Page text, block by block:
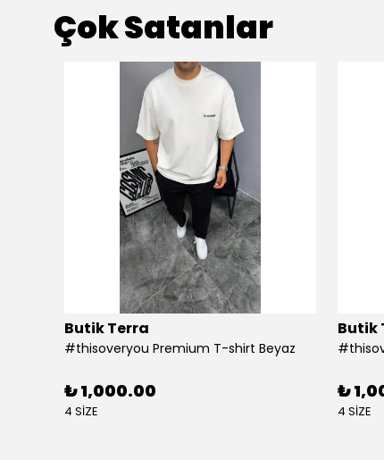
Çok Satanlar
Butik Terra
#thisoveryou Premium T-shirt Beyaz
₺ 1,000.00
4 SİZE
Butik
₺
4 SİZE